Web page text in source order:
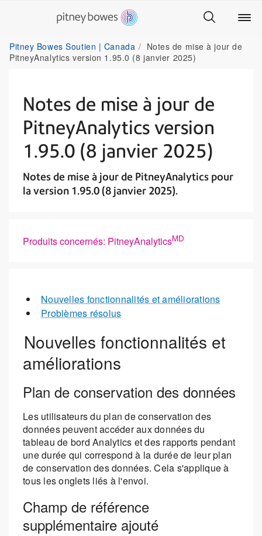
Pitney Bowes Soutien | Canada
Notes de mise à jour de
PitneyAnalytics version 1.95.0 (8 janvier 2025)
Notes de mise à jour de
PitneyAnalytics version
1.95.0 (8 janvier 2025)
Notes de mise à jour de PitneyAnalytics pour
la version 1.95.0 (8 janvier 2025).
Produits concernés: PitneyAnalyticsMD
Nouvelles fonctionnalités et améliorations
Problèmes résolus
Nouvelles fonctionnalités et
améliorations
Plan de conservation des données
Les utilisateurs du plan de conservation des
données peuvent accéder aux données du
tableau de bord Analytics et des rapports pendant
une durée qui correspond à la durée de leur plan
de conservation des données. Cela s'applique à
tous les onglets liés à l'envoi.
Champ de référence
supplémentaire ajouté